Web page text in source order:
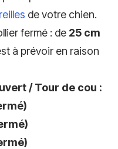
de votre chien.
fermé : de 25 cm
à prévoir en raison
/ Tour de cou :